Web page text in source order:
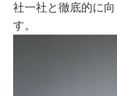
社一社と徹底的に
す。